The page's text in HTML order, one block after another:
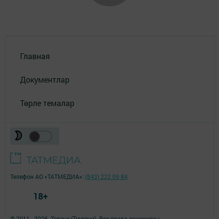
Главная
Документлар
Төрле темалар
Телефон АО «ТАТМЕДИА»: (843) 222 09 84
18+